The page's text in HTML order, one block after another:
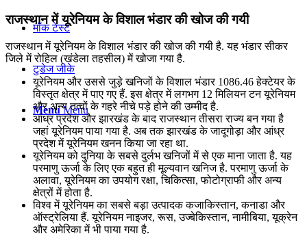
मॉक टेस्ट
टुडेज जीके
Menu Menu
राजस्थान में यूरेनियम के विशाल भंडार की खोज की गयी
राजस्थान में यूरेनियम के विशाल भंडार की खोज की गयी है. यह भंडार सीकर
जिले में रोहिल (खंडेला तहसील) में खोजा गया है.
यूरेनियम और उससे जुड़े खनिजों के विशाल भंडार 1086.46 हेक्टेयर के
विस्तृत क्षेत्र में पाए गए हैं. इस क्षेत्र में लगभग 12 मिलियन टन यूरेनियम
और अन्य तत्वों के गहरे नीचे पड़े होने की उम्मीद है.
आंध्र प्रदेश और झारखंड के बाद राजस्थान तीसरा राज्य बन गया है
जहां यूरेनियम पाया गया है. अब तक झारखंड के जादूगोड़ा और आंध्र
प्रदेश में यूरेनियम खनन किया जा रहा था.
यूरेनियम को दुनिया के सबसे दुर्लभ खनिजों में से एक माना जाता है. यह
परमाणु ऊर्जा के लिए एक बहुत ही मूल्यवान खनिज है. परमाणु ऊर्जा के
अलावा, यूरेनियम का उपयोग रक्षा, चिकित्सा, फोटोग्राफी और अन्य
क्षेत्रों में होता है.
विश्व में यूरेनियम का सबसे बड़ा उत्पादक कजाकिस्तान, कनाडा और
ऑस्ट्रेलिया हैं. यूरेनियम नाइजर, रूस, उज्बेकिस्तान, नामीबिया, यूक्रेन
और अमेरिका में भी पाया गया है.